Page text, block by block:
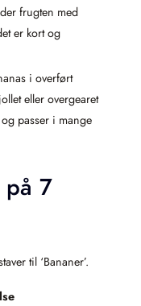
frugten med
er kort og
i overført
eller overgearet
passer i mange
på 7
til ‘Bananer’.